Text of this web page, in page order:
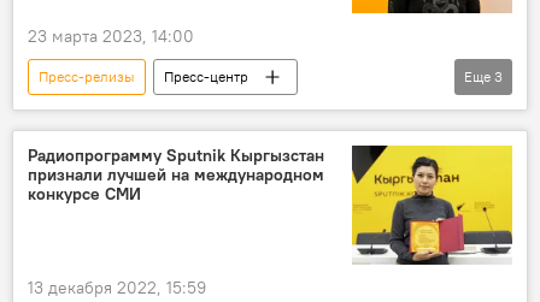
23 марта 2023, 14:00
Пресс-релизы
Пресс-центр
Пресс-анонс
мастер-класс
видео
соцсети
Еще 3
Радиопрограмму Sputnik Кыргызстан
признали лучшей на международном
конкурсе СМИ
13 декабря 2022, 15:59